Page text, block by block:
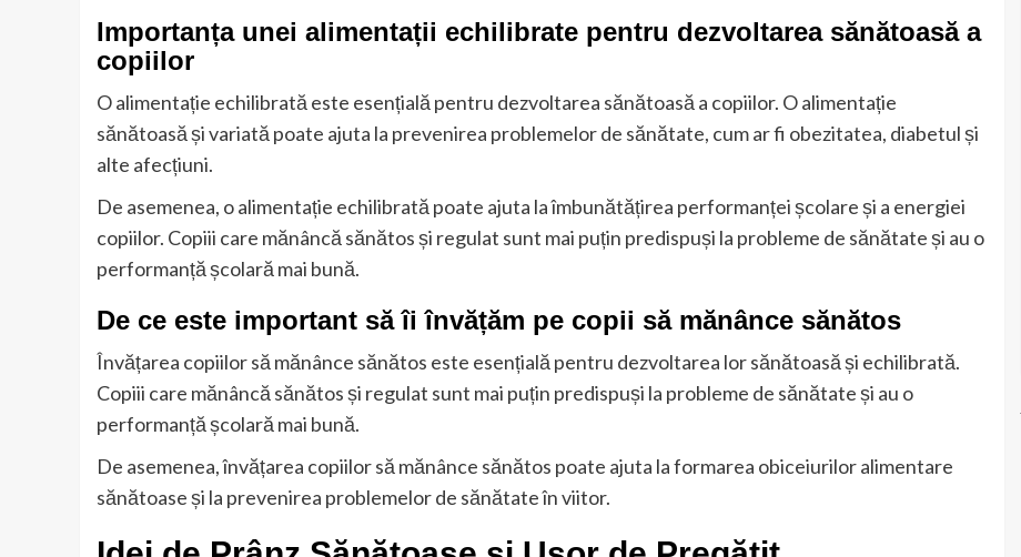
Importanța unei alimentații echilibrate pentru dezvoltarea sănătoasă a
copiilor
O alimentație echilibrată este esențială pentru dezvoltarea sănătoasă a copiilor. O alimentație
sănătoasă și variată poate ajuta la prevenirea problemelor de sănătate, cum ar fi obezitatea, diabetul și
alte afecțiuni.
De asemenea, o alimentație echilibrată poate ajuta la îmbunătățirea performanței școlare și a energiei
copiilor. Copiii care mănâncă sănătos și regulat sunt mai puțin predispuși la probleme de sănătate și au o
performanță școlară mai bună.
De ce este important să îi învățăm pe copii să mănânce sănătos
Învățarea copiilor să mănânce sănătos este esențială pentru dezvoltarea lor sănătoasă și echilibrată.
Copiii care mănâncă sănătos și regulat sunt mai puțin predispuși la probleme de sănătate și au o
performanță școlară mai bună.
De asemenea, învățarea copiilor să mănânce sănătos poate ajuta la formarea obiceiurilor alimentare
sănătoase și la prevenirea problemelor de sănătate în viitor.